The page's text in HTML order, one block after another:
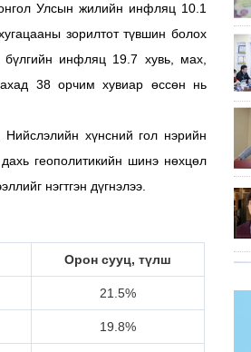
Улсын жилийн инфляц 10.1
зорилтот түвшин болох
инфляц 19.7 хувь, мах,
38 орчим хувиар өссөн нь
хүнсний гол нэрийн
геополитикийн шинэ нөхцөл
нэгтгэн дүгнэлээ.
Орон сууц, түлш
21.5%
19.8%